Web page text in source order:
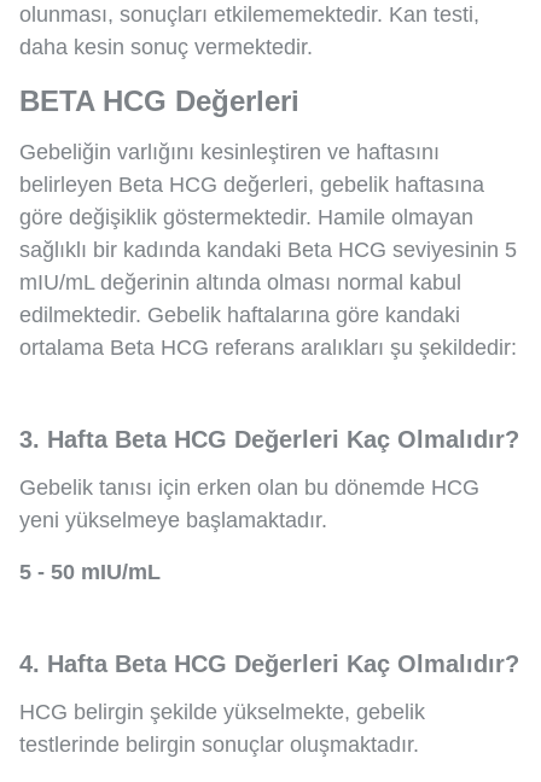
olunması, sonuçları etkilememektedir. Kan testi,
daha kesin sonuç vermektedir.
BETA HCG Değerleri
Gebeliğin varlığını kesinleştiren ve haftasını
belirleyen Beta HCG değerleri, gebelik haftasına
göre değişiklik göstermektedir. Hamile olmayan
sağlıklı bir kadında kandaki Beta HCG seviyesinin 5
mIU/mL değerinin altında olması normal kabul
edilmektedir. Gebelik haftalarına göre kandaki
ortalama Beta HCG referans aralıkları şu şekildedir:
3. Hafta Beta HCG Değerleri Kaç Olmalıdır?
Gebelik tanısı için erken olan bu dönemde HCG
yeni yükselmeye başlamaktadır.
5 - 50 mIU/mL
4. Hafta Beta HCG Değerleri Kaç Olmalıdır?
HCG belirgin şekilde yükselmekte, gebelik
testlerinde belirgin sonuçlar oluşmaktadır.